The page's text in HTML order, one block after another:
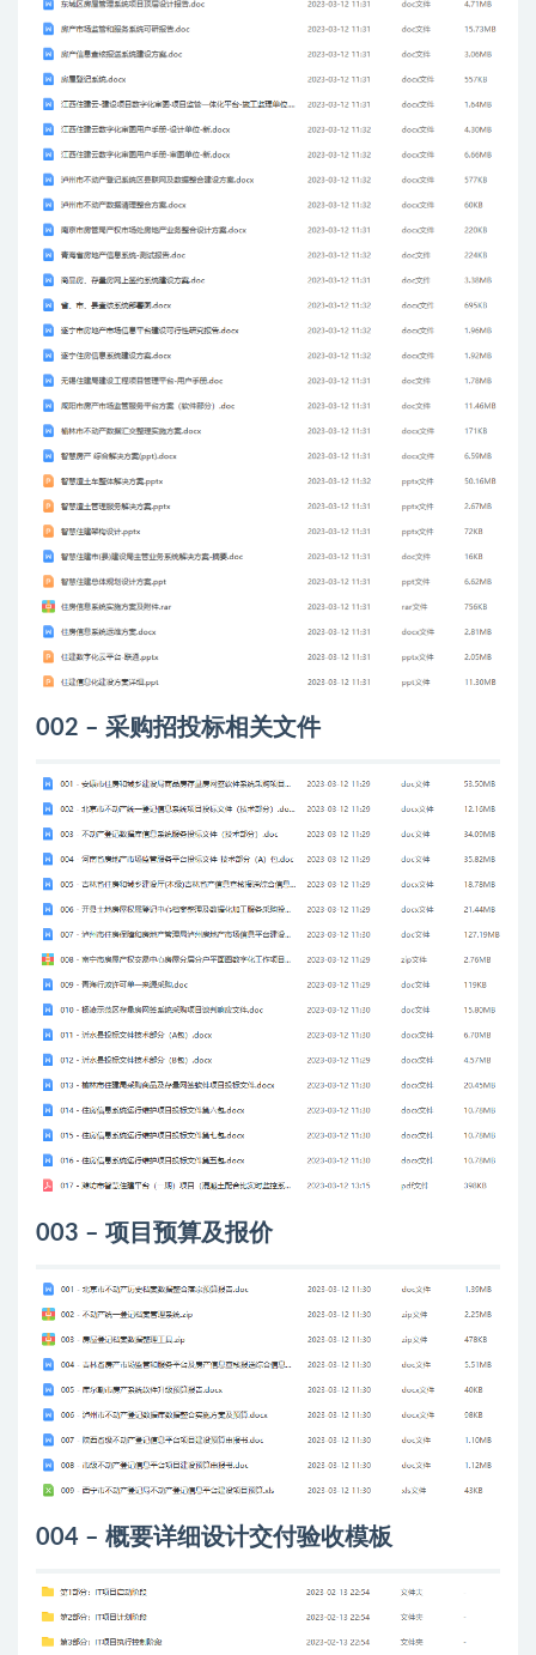
002 – 采购招投标相关文件
003 – 项目预算及报价
004 – 概要详细设计交付验收模板